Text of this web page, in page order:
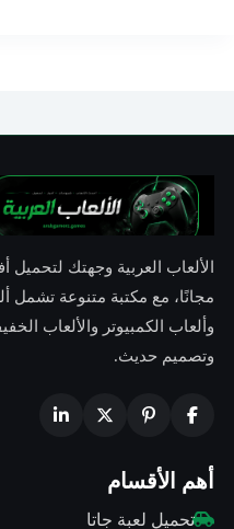
الألعاب العربية وجهتك لتحميل
مجانًا، مع مكتبة متنوعة تشمل
وألعاب الكمبيوتر والألعاب
وتصميم حديث.
أهم الأقسام
تحميل لعبة جاتا